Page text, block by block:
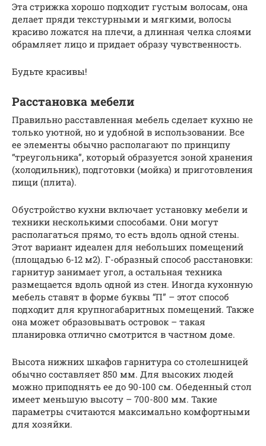
Эта стрижка хорошо подходит густым волосам, она
делает пряди текстурными и мягкими, волосы
красиво ложатся на плечи, а длинная челка слоями
обрамляет лицо и придает образу чувственность.
Будьте красивы!
Расстановка мебели
Правильно расставленная мебель сделает кухню не
только уютной, но и удобной в использовании. Все
ее элементы обычно располагают по принципу
“треугольника”, который образуется зоной хранения
(холодильник), подготовки (мойка) и приготовления
пищи (плита).
Обустройство кухни включает установку мебели и
техники несколькими способами. Они могут
располагаться прямо, то есть вдоль одной стены.
Этот вариант идеален для небольших помещений
(площадью 6-12 м2). Г-образный способ расстановки:
гарнитур занимает угол, а остальная техника
размещается вдоль одной из стен. Иногда кухонную
мебель ставят в форме буквы “П” – этот способ
подходит для крупногабаритных помещений. Также
она может образовывать островок – такая
планировка отлично смотрится в частном доме.
Высота нижних шкафов гарнитура со столешницей
обычно составляет 850 мм. Для высоких людей
можно приподнять ее до 90-100 см. Обеденный стол
имеет меньшую высоту – 700-800 мм. Такие
параметры считаются максимально комфортными
для хозяйки.